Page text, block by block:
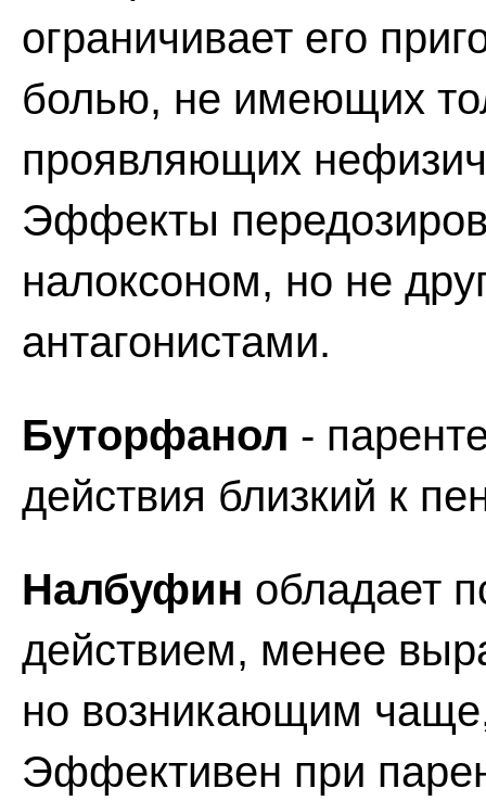
ограничивает его
болью, не имеющих
проявляющих
Эффекты
налоксоном, но не
антагонистами.
Буторфанол -
действия близкий к
Налбуфин обладает
действием, менее
но возникающим
Эффективен при